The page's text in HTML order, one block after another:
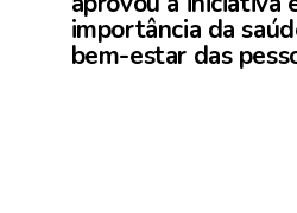
importância da
bem-estar das